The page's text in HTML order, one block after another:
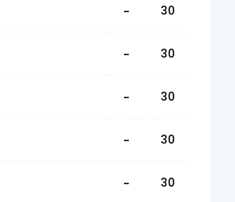
- 30
- 30
- 30
- 30
- 30